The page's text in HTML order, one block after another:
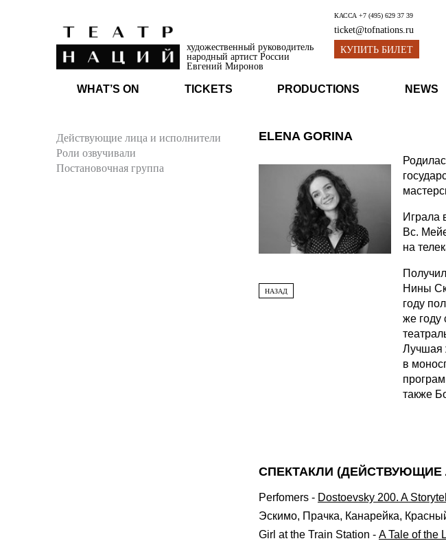
художественный руководитель
народный артист России
Евгений Миронов
КАССА +7 (495) 629 37 39
ticket@tofnations.ru
КУПИТЬ БИЛЕТ
WHAT’S ON TICKETS PRODUCTIONS NEWS
Действующие лица и исполнители
Роли озвучивали
Постановочная группа
ELENA GORINA
НАЗАД
Играла
Вс.
на
Нины
году
же году
Лучшая
в
также
СПЕКТАКЛИ
Perfomers - Dostoevsky 200. A
Эскимо, Прачка, Канарейка,
Girl at the Train Station - A Tale of the